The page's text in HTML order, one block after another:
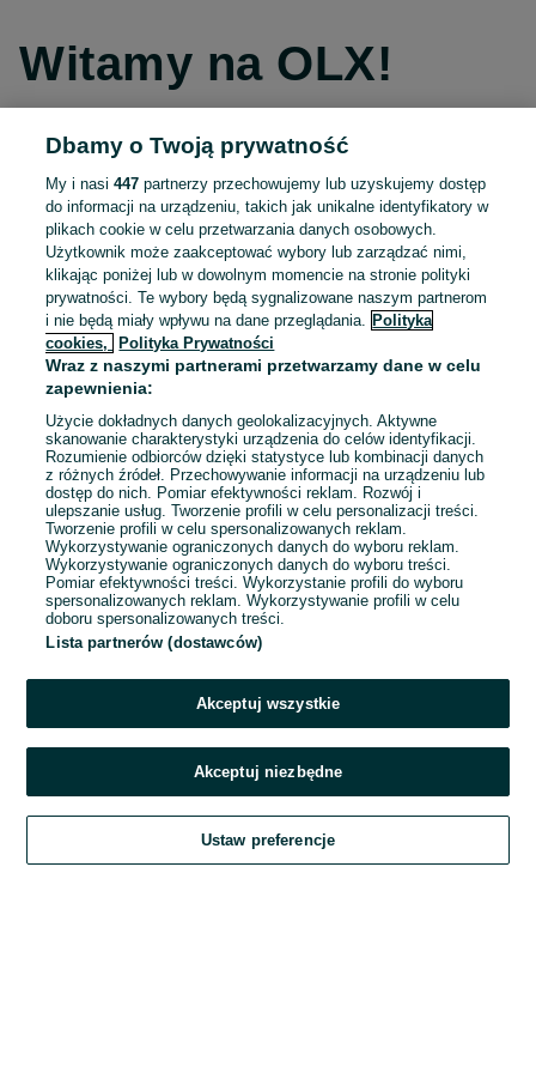
Witamy na OLX!
Kontynuuj przez Facebooka
Kontynuuj przez konto Apple
Kontynuuj przez konto Google
LUB
E-mail
Hasło
Zaloguj się
Kontynuując za pośrednictwem jednego z dostawców wskazanych powyżej,
OLX.pl w jego aktualnym brzmieniu.
Dbamy o Twoją prywatność
My i nasi447 partnerzy przechowujemy lub uzyskujemy dostęp
do informacji na urządzeniu, takich jak unikalne identyfikatory w
plikach cookie w celu przetwarzania danych osobowych.
Użytkownik może zaakceptować wybory lub zarządzać nimi,
klikając poniżej lub w dowolnym momencie na stronie polityki
prywatności. Te wybory będą sygnalizowane naszym partnerom
i nie będą miały wpływu na dane przeglądania.
Polityka
cookies,
Polityka Prywatności
Wraz z naszymi partnerami przetwarzamy dane w celu
zapewnienia:
Użycie dokładnych danych geolokalizacyjnych. Aktywne
skanowanie charakterystyki urządzenia do celów identyfikacji.
Rozumienie odbiorców dzięki statystyce lub kombinacji danych
z różnych źródeł. Przechowywanie informacji na urządzeniu lub
dostęp do nich. Pomiar efektywności reklam. Rozwój i
ulepszanie usług. Tworzenie profili w celu personalizacji treści.
Tworzenie profili w celu spersonalizowanych reklam.
Wykorzystywanie ograniczonych danych do wyboru reklam.
Wykorzystywanie ograniczonych danych do wyboru treści.
Pomiar efektywności treści. Wykorzystanie profili do wyboru
spersonalizowanych reklam. Wykorzystywanie profili w celu
doboru spersonalizowanych treści.
Lista partnerów (dostawców)
Akceptuj wszystkie
Akceptuj niezbędne
Ustaw preferencje